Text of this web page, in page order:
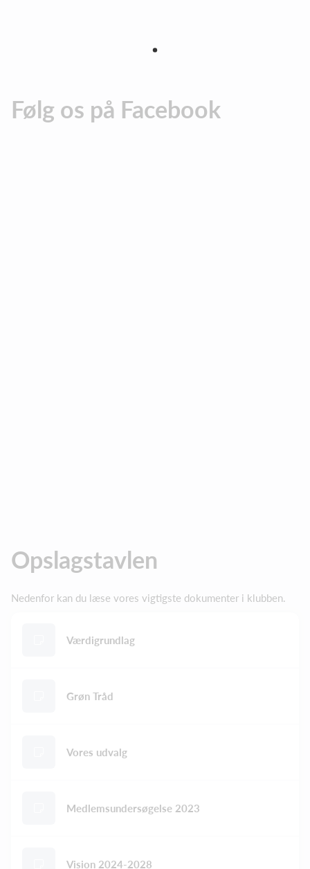
Følg os på Facebook
Opslagstavlen
Nedenfor kan du læse vores vigtigste dokumenter i klubben.
Værdigrundlag
Grøn Tråd
Vores udvalg
Medlemsundersøgelse 2023
Vision 2024-2028